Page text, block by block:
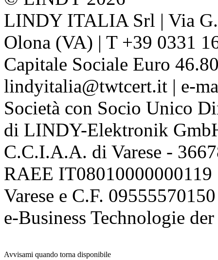
LINDY ITALIA Srl | Via
Olona (VA) | T +39 0331
Capitale Sociale Euro
lindyitalia@twtcert.it | e-
Società con Socio Unico
di LINDY-Elektronik
C.C.I.A.A. di Varese -
RAEE
Varese e C.F. 09555570150
e-Business Technologie
Avvisami quando torna disponibile